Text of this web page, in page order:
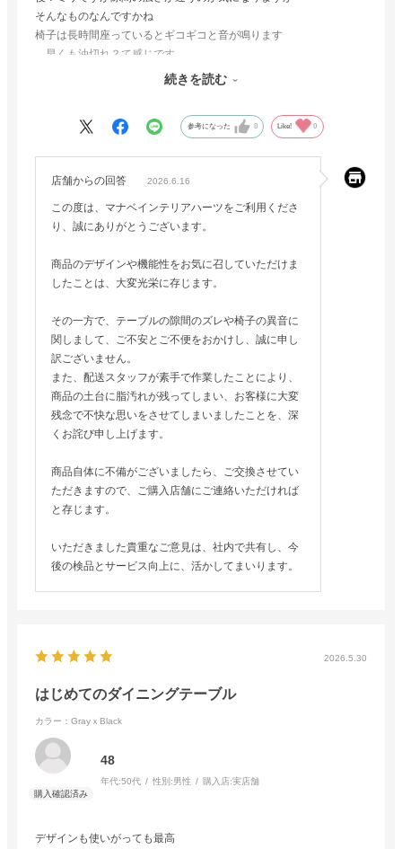
そんなものなんですかね
椅子は長時間座っているとギコギコと音が鳴ります
、早くも油切れ？て感じです
配達の方、人は良かったですが、素手での作業のため、新品のテー
色んな掃除用品で拭きましたが、完全には落ちずに気持ち悪く残念
テーブル、椅子
見た目、機能は探していた物に近いので良かったです
続きを読む
参考になった 0 Like! 0
店舗からの回答 2026.6.16
この度は、マナベインテリアハーツをご利用くださ
り、誠にありがとうございます。
商品のデザインや機能性をお気に召していただけま
したことは、大変光栄に存じます。
その一方で、テーブルの隙間のズレや椅子の異音に
関しまして、ご不安とご不便をおかけし、誠に申し
訳ございません。
また、配送スタッフが素手で作業したことにより、
商品の土台に脂汚れが残ってしまい、お客様に大変
残念で不快な思いをさせてしまいましたことを、深
くお詫び申し上げます。
商品自体に不備がございましたら、ご交換させてい
ただきますので、ご購入店舗にご連絡いただければ
と存じます。
いただきました貴重なご意見は、社内で共有し、今
後の検品とサービス向上に、活かしてまいります。
2026.5.30
はじめてのダイニングテーブル
カラー：GrayｘBlack
48
年代:50代 性別:男性 購入店:実店舗
デザインも使いがっても最高